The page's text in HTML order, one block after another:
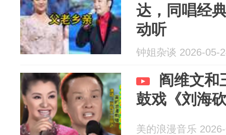
达，同唱经
动听
钟姐杂谈 2026-05-
阎维文和
鼓戏《刘海
美的浪漫音乐